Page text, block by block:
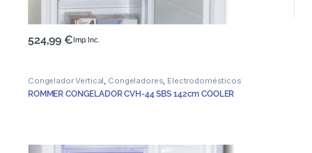
524,99€ Imp. Inc.
Congelador Vertical, Congeladores, Electrodomésticos
ROMMER CONGELADOR CVH-44 SBS 142cm COOLER